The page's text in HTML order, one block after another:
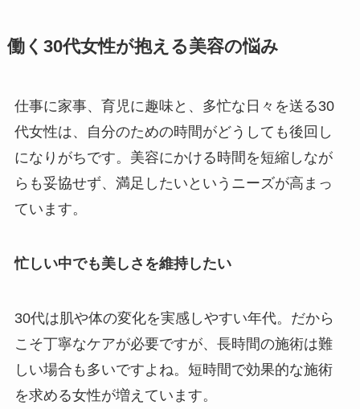
働く30代女性が抱える美容の悩み
仕事に家事、育児に趣味と、多忙な日々を送る30
代女性は、自分のための時間がどうしても後回し
になりがちです。美容にかける時間を短縮しなが
らも妥協せず、満足したいというニーズが高まっ
ています。
忙しい中でも美しさを維持したい
30代は肌や体の変化を実感しやすい年代。だから
こそ丁寧なケアが必要ですが、長時間の施術は難
しい場合も多いですよね。短時間で効果的な施術
を求める女性が増えています。